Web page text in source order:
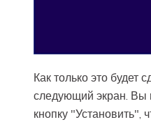
Как только это будет
следующий экран. Вы
кнопку "Установить",